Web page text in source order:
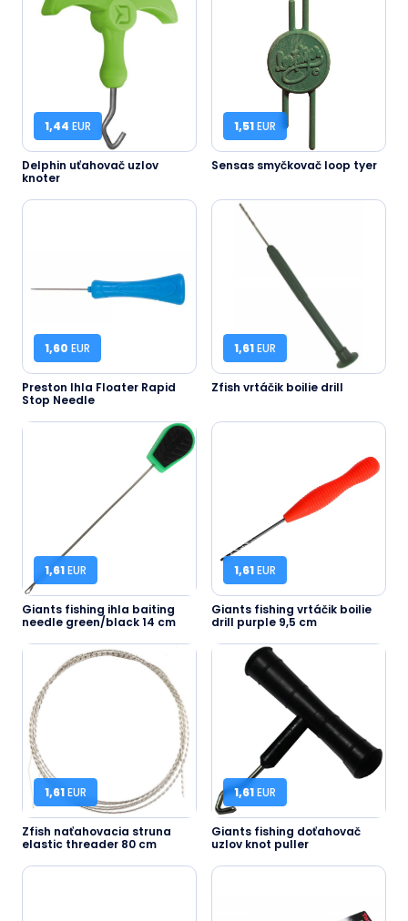
1,44 EUR
Delphin uťahovač uzlov
knoter
1,51EUR
Sensas smyčkovač loop tyer
1,60 EUR
Preston Ihla Floater Rapid
Stop Needle
1,61EUR
Zfish vrtáčik boilie drill
1,61EUR
Giants fishing ihla baiting
needle green/black 14 cm
1,61EUR
Giants fishing vrtáčik boilie
drill purple 9,5 cm
1,61EUR
Zfish naťahovacia struna
elastic threader 80 cm
1,61EUR
Giants fishing doťahovač
uzlov knot puller